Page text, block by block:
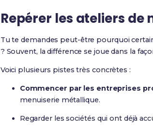
Repérer les ateliers
Tu te demandes peut-être pourquoi
? Souvent, la différence se joue dans la
Voici plusieurs pistes très concrètes :
Commencer par les entreprises
menuiserie métallique.
Regarder les sociétés qui ont déjà